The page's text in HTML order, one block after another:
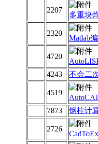
2207
多重块
2320
Matlab
4720
4243 不会二
4519
7873 钢柱计
2726